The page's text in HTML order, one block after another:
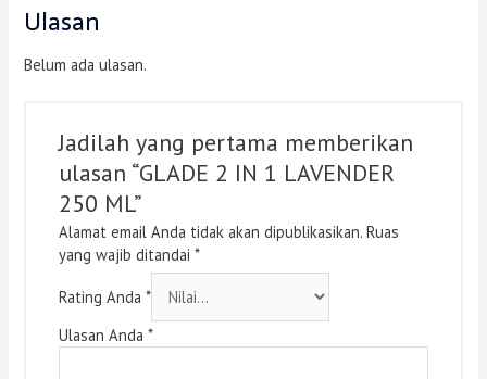
Ulasan
Belum ada ulasan.
Jadilah yang pertama memberikan
ulasan “GLADE 2 IN 1 LAVENDER
250 ML”
Alamat email Anda tidak akan dipublikasikan.Ruas
yang wajib ditandai *
Rating Anda *
Ulasan Anda *